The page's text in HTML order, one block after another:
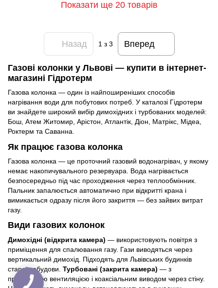
Показати ще 20 товарів
Назад 1 з 3 Вперед
Газові колонки у Львові — купити в інтернет-
магазині Гідротерм
Газова колонка — один із найпоширеніших способів
нагрівання води для побутових потреб. У каталозі Гідротерм
ви знайдете широкий вибір димохідних і турбованих моделей:
Бош, Атем Житомир, Арістон, Атлантік, Діон, Матрікс, Мідеа,
Роктерм та Саванна.
Як працює газова колонка
Газова колонка — це проточний газовий водонагрівач, у якому
немає накопичувального резервуара. Вода нагрівається
безпосередньо під час проходження через теплообмінник.
Пальник запалюється автоматично при відкритті крана і
вимикається одразу після його закриття — без зайвих витрат
газу.
Види газових колонок
Димохідні (відкрита камера) — використовують повітря з
приміщення для спалювання газу. Гази виводяться через
вертикальний димохід. Підходять для Львівських будинків
старої забудови. Турбовані (закрита камера) — з
примусовою вентиляцією і коаксіальним виводом через стіну.